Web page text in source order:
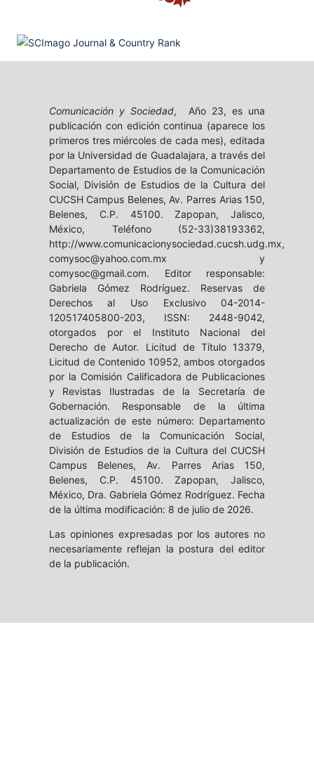
Comunicación y Sociedad, Año 23, es una
publicación con edición continua (aparece los
primeros tres miércoles de cada mes), editada
por la Universidad de Guadalajara, a través del
Departamento de Estudios de la Comunicación
Social, División de Estudios de la Cultura del
CUCSH Campus Belenes, Av. Parres Arias 150,
Belenes, C.P. 45100. Zapopan, Jalisco,
México, Teléfono (52-33)38193362,
http://www.comunicacionysociedad.cucsh.udg.mx,
comysoc@yahoo.com.mx y
comysoc@gmail.com. Editor responsable:
Gabriela Gómez Rodríguez. Reservas de
Derechos al Uso Exclusivo 04-2014-
120517405800-203, ISSN: 2448-9042,
otorgados por el Instituto Nacional del
Derecho de Autor. Licitud de Título 13379,
Licitud de Contenido 10952, ambos otorgados
por la Comisión Calificadora de Publicaciones
y Revistas Ilustradas de la Secretaría de
Gobernación. Responsable de la última
actualización de este número: Departamento
de Estudios de la Comunicación Social,
División de Estudios de la Cultura del CUCSH
Campus Belenes, Av. Parres Arias 150,
Belenes, C.P. 45100. Zapopan, Jalisco,
México, Dra. Gabriela Gómez Rodríguez. Fecha
de la última modificación: 8 de julio de 2026.
Las opiniones expresadas por los autores no
necesariamente reflejan la postura del editor
de la publicación.